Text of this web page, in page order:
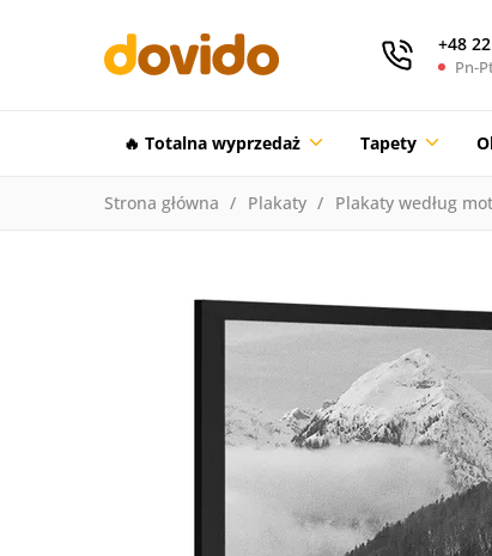
+48
Pn-
🔥 Totalna wyprzedaż Tapety
Strona główna Plakaty Plakaty według